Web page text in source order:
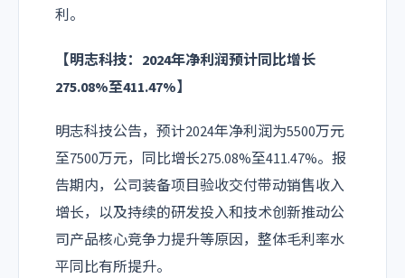
利。
【明志科技：2024年净利润预计同比增长
275.08%至411.47%】
明志科技公告，预计2024年净利润为5500万元
至7500万元，同比增长275.08%至411.47%。报
告期内，公司装备项目验收交付带动销售收入
增长，以及持续的研发投入和技术创新推动公
司产品核心竞争力提升等原因，整体毛利率水
平同比有所提升。